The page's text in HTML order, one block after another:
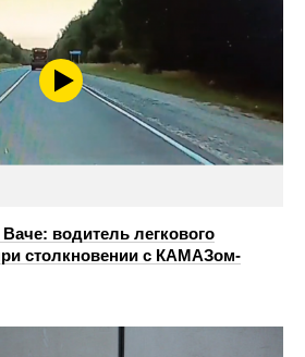
водитель легкового
столкновении с КАМАЗом-